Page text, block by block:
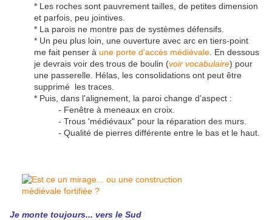
* Les roches sont pauvrement tailles, de petites dimension
et parfois, peu jointives.
* La parois ne montre pas de systèmes défensifs.
* Un peu plus loin, une ouverture avec arc en tiers-point
me fait penser à une porte d'accès médiévale . En dessous
je devrais voir des trous de boulin (voir vocabulaire) pour
une passerelle. Hélas, les consolidations ont peut être
supprimé les traces.
* Puis, dans l'alignement, la paroi change d'aspect :
- Fenêtre à meneaux en croix.
- Trous 'médiévaux" pour la réparation des murs.
- Qualité de pierres différente entre le bas et le haut.
Je monte toujours... vers le Sud